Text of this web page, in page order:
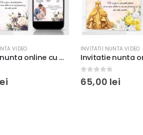
VIDEO
Invitatie nunta online cu Miri si Flori, tip video, culori roz si negru #2
5
INVITATII NUNTA VIDEO
0 out of 5
65,00 lei